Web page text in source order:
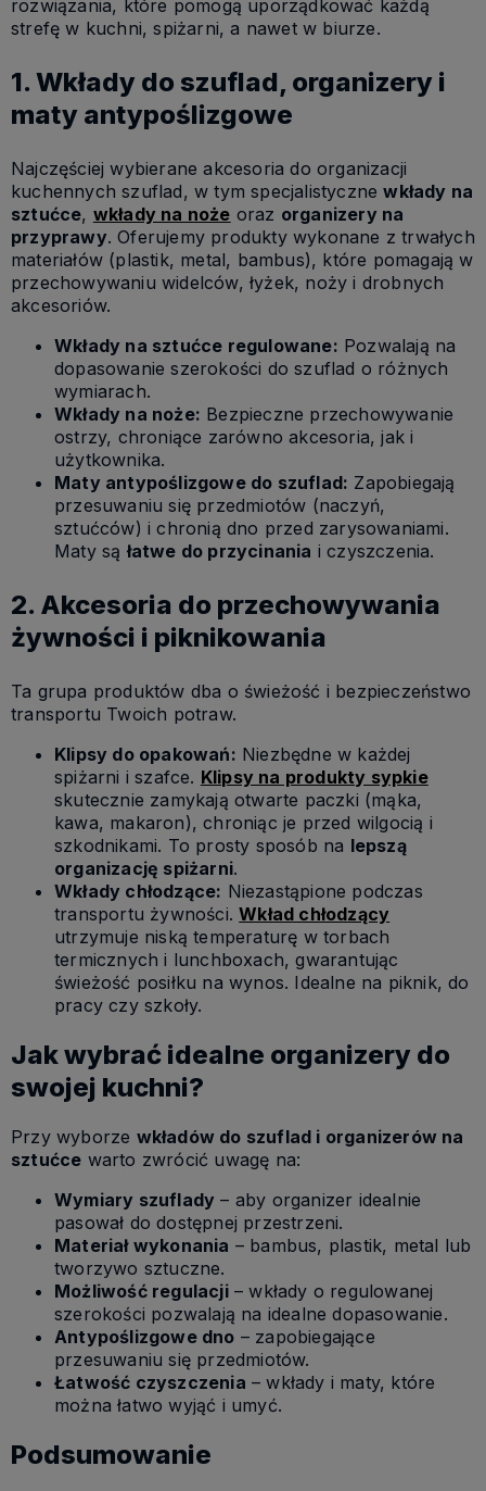
rozwiązania, które pomogą uporządkować każdą
strefę w kuchni, spiżarni, a nawet w biurze.
1. Wkłady do szuflad, organizery i
maty antypoślizgowe
Najczęściej wybierane akcesoria do organizacji
kuchennych szuflad, w tym specjalistycznewkłady na
sztućce, wkłady na noże oraz organizery na
przyprawy. Oferujemy produkty wykonane z trwałych
materiałów (plastik, metal, bambus), które pomagają w
przechowywaniu widelców, łyżek, noży i drobnych
akcesoriów.
Wkłady na sztućce regulowane: Pozwalają na
dopasowanie szerokości do szuflad o różnych
wymiarach.
Wkłady na noże: Bezpieczne przechowywanie
ostrzy, chroniące zarówno akcesoria, jak i
użytkownika.
Maty antypoślizgowe do szuflad: Zapobiegają
przesuwaniu się przedmiotów (naczyń,
sztućców) i chronią dno przed zarysowaniami.
Maty są łatwe do przycinania i czyszczenia.
2. Akcesoria do przechowywania
żywności i piknikowania
Ta grupa produktów dba o świeżość i bezpieczeństwo
transportu Twoich potraw.
Klipsy do opakowań: Niezbędne w każdej
spiżarni i szafce. Klipsy na produkty sypkie
skutecznie zamykają otwarte paczki (mąka,
kawa, makaron), chroniąc je przed wilgocią i
szkodnikami. To prosty sposób na lepszą
organizację spiżarni.
Wkłady chłodzące: Niezastąpione podczas
transportu żywności.Wkład chłodzący
utrzymuje niską temperaturę w torbach
termicznych i lunchboxach, gwarantując
świeżość posiłku na wynos. Idealne na piknik, do
pracy czy szkoły.
Jak wybrać idealne organizery do
swojej kuchni?
Przy wyborze wkładów do szuflad i organizerów na
sztućce warto zwrócić uwagę na:
Wymiary szuflady – aby organizer idealnie
pasował do dostępnej przestrzeni.
Materiał wykonania – bambus, plastik, metal lub
tworzywo sztuczne.
Możliwość regulacji– wkłady o regulowanej
szerokości pozwalają na idealne dopasowanie.
Antypoślizgowe dno – zapobiegające
przesuwaniu się przedmiotów.
Łatwość czyszczenia – wkłady i maty, które
można łatwo wyjąć i umyć.
Podsumowanie